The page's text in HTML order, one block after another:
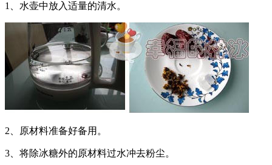
1、水壶中放入适量的清水。
2、原材料准备好备用。
3、将除冰糖外的原材料过水冲去粉尘。